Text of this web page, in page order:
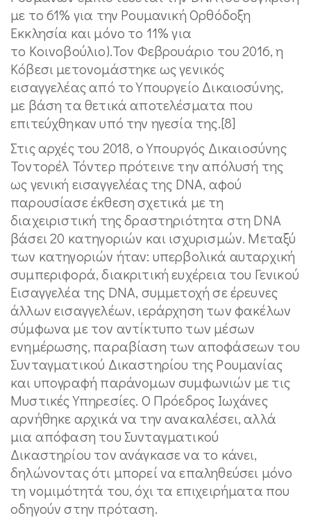
με το 61% για την Ρουμανική Ορθόδοξη
Εκκλησία και μόνο το 11% για
το Κοινοβούλιο).Τον Φεβρουάριο του 2016, η
Κόβεσι μετονομάστηκε ως γενικός
εισαγγελέας από το Υπουργείο Δικαιοσύνης,
με βάση τα θετικά αποτελέσματα που
επιτεύχθηκαν υπό την ηγεσία της.[8]
Στις αρχές του 2018, ο Υπουργός Δικαιοσύνης
Τοντορέλ Τόντερ πρότεινε την απόλυσή της
ως γενική εισαγγελέας της DNA, αφού
παρουσίασε έκθεση σχετικά με τη
διαχειριστική της δραστηριότητα στη DNA
βάσει 20 κατηγοριών και ισχυρισμών. Μεταξύ
των κατηγοριών ήταν: υπερβολικά αυταρχική
συμπεριφορά, διακριτική ευχέρεια του Γενικού
Εισαγγελέα της DNA, συμμετοχή σε έρευνες
άλλων εισαγγελέων, ιεράρχηση των φακέλων
σύμφωνα με τον αντίκτυπο των μέσων
ενημέρωσης, παραβίαση των αποφάσεων του
Συνταγματικού Δικαστηρίου της Ρουμανίας
και υπογραφή παράνομων συμφωνιών με τις
Μυστικές Υπηρεσίες. Ο Πρόεδρος Ιωχάνες
αρνήθηκε αρχικά να την ανακαλέσει, αλλά
μια απόφαση του Συνταγματικού
Δικαστηρίου τον ανάγκασε να το κάνει,
δηλώνοντας ότι μπορεί να επαληθεύσει μόνο
τη νομιμότητά του, όχι τα επιχειρήματα που
οδηγούν στην πρόταση.